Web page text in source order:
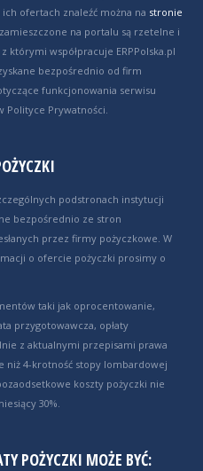
ofertach znaleźć można na stronie
zamieszczone na portalu są rzetelne i
współpracuje ERPPolska.pl
bezpośrednio od firm
funkcjonowania serwisu
Polityce Prywatności.
podstronach instytucji
bezpośrednio ze stron
przez firmy pożyczkowe. W
o ofercie pożyczki prosimy o
taki jak oprocentowanie,
przygotowawcza, opłaty
z aktualnymi przepisami prawa
niż 4-krotność stopy lombardowej
koszty pożyczki nie
30%.
POŻYCZKI MOŻE BYĆ: